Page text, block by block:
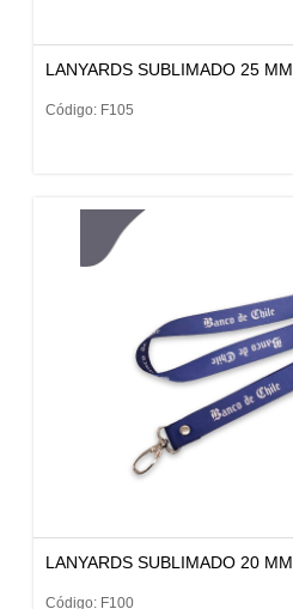
LANYARDS SUBLIMADO 25 MM
Código: F105
LANYARDS SUBLIMADO 20 MM
Código: F100